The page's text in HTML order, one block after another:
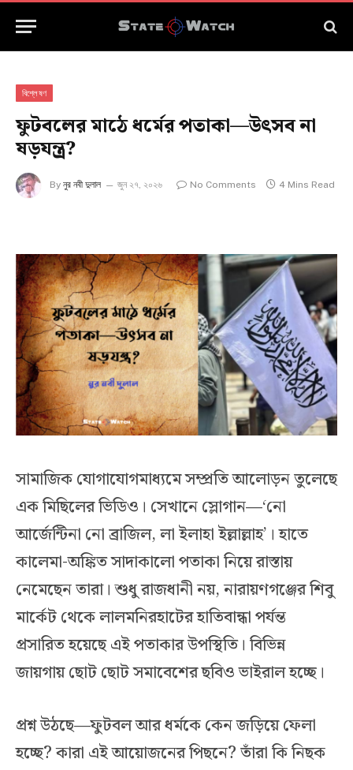
বিশ্লেষণ
ফুটবলের মাঠে ধর্মের পতাকা—উৎসব না
ষড়যন্ত্র?
By নুর নবী দুলাল জুন ২৭, ২০২৬ No Comments 4 Mins Read
সামাজিক যোগাযোগমাধ্যমে সম্প্রতি আলোড়ন তুলেছে
এক মিছিলের ভিডিও। সেখানে স্লোগান—‘নো
আর্জেন্টিনা নো ব্রাজিল, লা ইলাহা ইল্লাল্লাহ’। হাতে
কালেমা-অঙ্কিত সাদাকালো পতাকা নিয়ে রাস্তায়
নেমেছেন তারা। শুধু রাজধানী নয়, নারায়ণগঞ্জের শিবু
মার্কেট থেকে লালমনিরহাটের হাতিবান্ধা পর্যন্ত
প্রসারিত হয়েছে এই পতাকার উপস্থিতি। বিভিন্ন
জায়গায় ছোট ছোট সমাবেশের ছবিও ভাইরাল হচ্ছে।
প্রশ্ন উঠছে—ফুটবল আর ধর্মকে কেন জড়িয়ে ফেলা
হচ্ছে? কারা এই আয়োজনের পিছনে? তাঁরা কি নিছক